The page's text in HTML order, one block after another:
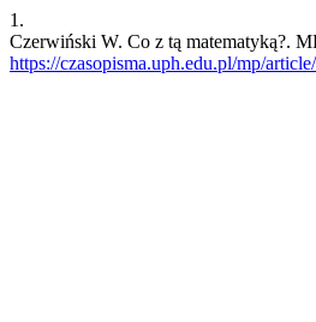
1.
Czerwiński W. Co z tą matematyką?.
https://czasopisma.uph.edu.pl/mp/